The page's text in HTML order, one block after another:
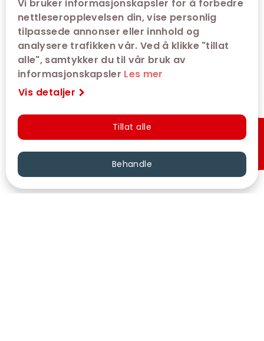
Vi bruker informasjonskapsler for å forbedre
nettleseropplevelsen din, vise personlig
tilpassede annonser eller innhold og
analysere trafikken vår. Ved å klikke "tillat
alle", samtykker du til vår bruk av
informasjonskapsler Les mer
Vis detaljer
Tillat alle
Behandle Hurtigkjøp